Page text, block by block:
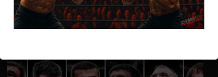
А как смотреть с ноутбука?